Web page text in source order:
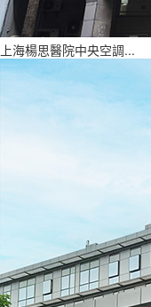
上海楊思醫院中央空調...